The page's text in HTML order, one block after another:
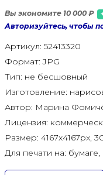
Вы экономите 10 000 ₽
Авторизуйтесь, чтобы
Артикул: 52413320
Формат:JPG
Тип: не бесшовный
Изготовление:
Автор: Марина
Лицензия:
Размер: 4167x4167px,
Для печати на: бумаге,